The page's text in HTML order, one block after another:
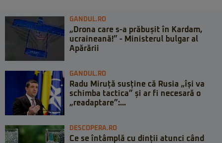
GANDUL.RO
„Drona care s-a prăbușit în Kardam,
ucraineană!” - Ministerul bulgar al
Apărării
GANDUL.RO
Radu Miruță susține că Rusia „își va
schimba tactica” și ar fi necesară o
„readaptare”:...
DESCOPERA.RO
Ce se întâmplă cu dinții atunci când